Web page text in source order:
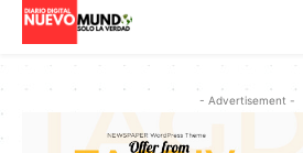
- Advertisement -